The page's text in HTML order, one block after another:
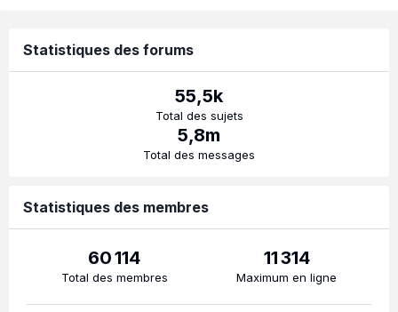
Statistiques des forums
55,5k
Total des sujets
5,8m
Total des messages
Statistiques des membres
60 114
Total des membres
11 314
Maximum en ligne